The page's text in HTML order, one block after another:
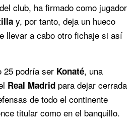
club, ha firmado como jugador
y, por tanto, deja un hueco
llevar a cabo otro fichaje si así
25 podría ser Konaté, una
Real Madrid para dejar cerrada
de todo el continente
titular como en el banquillo.